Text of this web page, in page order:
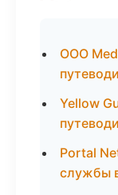
ООО
Yellow
Portal
службы